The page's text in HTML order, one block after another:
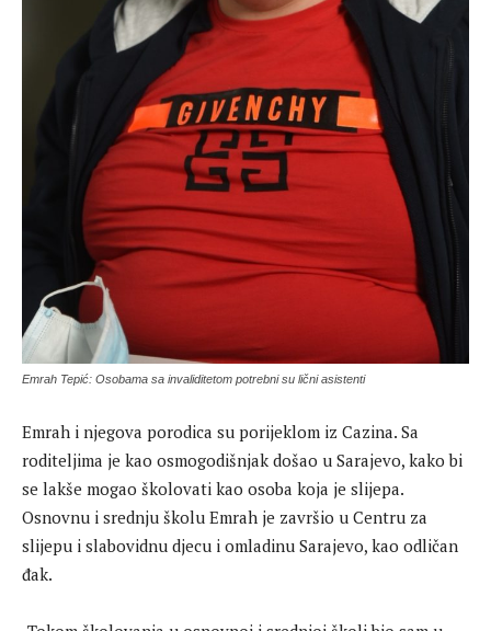
Emrah Tepić: Osobama sa invaliditetom potrebni su lični asistenti
Emrah i njegova porodica su porijeklom iz Cazina. Sa
roditeljima je kao osmogodišnjak došao u Sarajevo, kako bi
se lakše mogao školovati kao osoba koja je slijepa.
Osnovnu i srednju školu Emrah je završio u Centru za
slijepu i slabovidnu djecu i omladinu Sarajevo, kao odličan
đak.